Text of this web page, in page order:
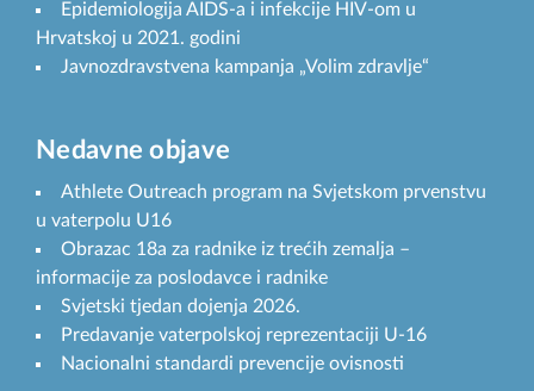
Epidemiologija AIDS-a i infekcije HIV-om u
Hrvatskoj u 2021. godini
Javnozdravstvena kampanja „Volim zdravlje“
Nedavne objave
Athlete Outreach program na Svjetskom prvenstvu
u vaterpolu U16
Obrazac 18a za radnike iz trećih zemalja –
informacije za poslodavce i radnike
Svjetski tjedan dojenja 2026.
Predavanje vaterpolskoj reprezentaciji U-16
Nacionalni standardi prevencije ovisnosti